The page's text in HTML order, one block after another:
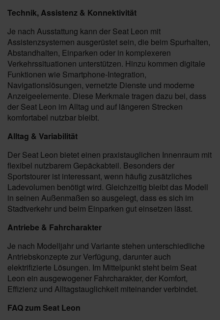
Technik, Assistenz & Konnektivität
Je nach Ausstattung kann der Seat Leon mit
Assistenzsystemen ausgerüstet sein, die beim Spurhalten,
Abstandhalten, Einparken oder in komplexeren
Verkehrssituationen unterstützen. Hinzu kommen digitale
Funktionen wie Smartphone-Integration,
Navigationslösungen, vernetzte Dienste und moderne
Anzeigeelemente. Diese Merkmale tragen dazu bei, dass
der Seat Leon im Alltag und auf längeren Strecken
komfortabel nutzbar bleibt.
Alltag & Variabilität
Der Seat Leon bietet einen praxistauglichen Innenraum mit
flexibel nutzbarem Gepäckabteil. Besonders der
Sportstourer ist interessant, wenn häufig zusätzliches
Ladevolumen benötigt wird. Gleichzeitig bleibt das Modell
in seinen Außenmaßen so ausgelegt, dass es sich im
Stadtverkehr und beim Einparken gut einsetzen lässt.
Antriebe & Fahrcharakter
Je nach Modelljahr und Variante stehen unterschiedliche
Antriebskonzepte zur Verfügung, darunter auch
elektrifizierte Lösungen. Im Mittelpunkt steht beim Seat
Leon ein ausgewogener Fahrcharakter, der Komfort,
Effizienz und Alltagstauglichkeit miteinander verbindet.
FAQ zum Seat Leon